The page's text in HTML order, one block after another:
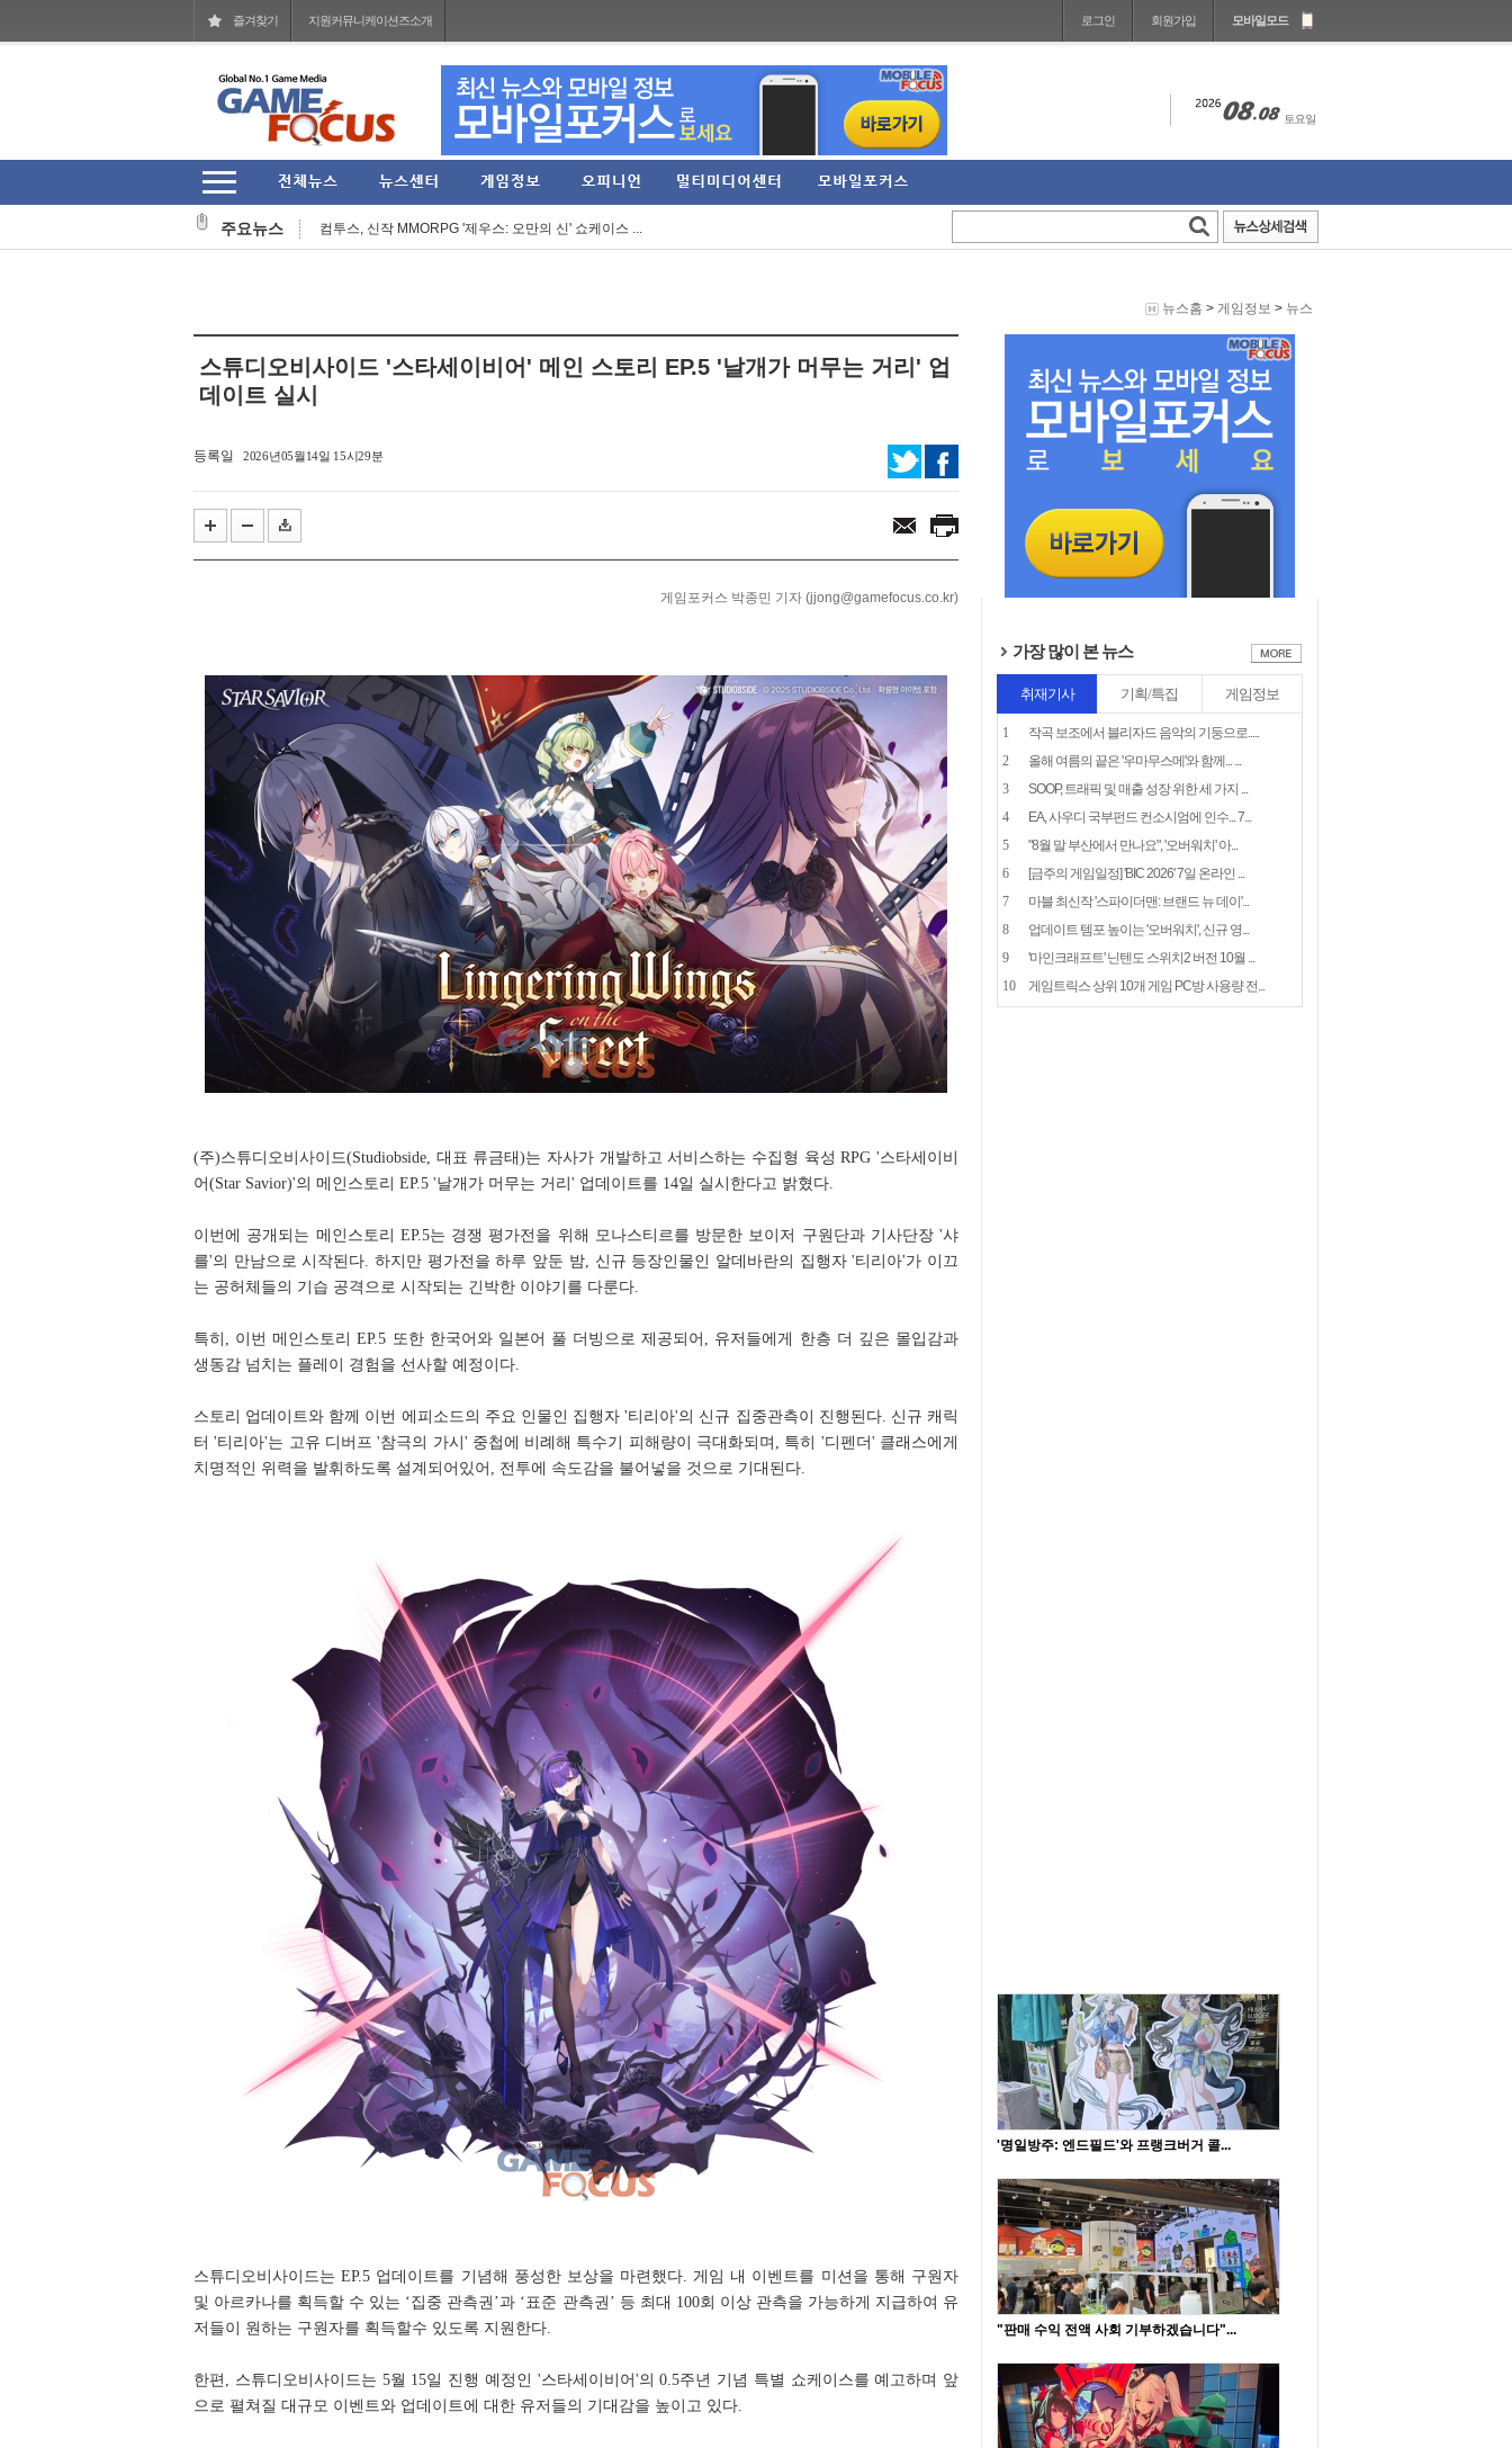
즐겨찾기 지원커뮤니케이션즈소개 로그인 회원가입 모바일모드
주요뉴스
라이엇 게임즈 개발진이 말하는 지난 7년간의 TFT... ...
라이엇 게임즈 'TFT' 한국 서버 역대 최대 규모의 오...
컴투스, 신작 MMORPG '제우스: 오만의 신' 쇼케이스 ...
CLEK, 서스펜스 탈옥 RPG 'Back to the Dawn' 체험판 ...
뉴스홈 > 게임정보 > 뉴스
스튜디오비사이드 '스타세이비어' 메인 스토리 EP.5 '날개가 머무는 거리' 업
데이트 실시
등록일 2026년05월14일 15시29분
게임포커스 박종민 기자 (jjong@gamefocus.co.kr)
(주)스튜디오비사이드(Studiobside, 대표 류금태)는 자사가 개발하고 서비스하는 수집형 육성 RPG '스타세이비
어(Star Savior)'의 메인스토리 EP.5 '날개가 머무는 거리' 업데이트를 14일 실시한다고 밝혔다.
이번에 공개되는 메인스토리 EP.5는 경쟁 평가전을 위해 모나스티르를 방문한 보이저 구원단과 기사단장 '샤
를'의 만남으로 시작된다. 하지만 평가전을 하루 앞둔 밤, 신규 등장인물인 알데바란의 집행자 '티리아'가 이끄
는 공허체들의 기습 공격으로 시작되는 긴박한 이야기를 다룬다.
특히, 이번 메인스토리 EP.5 또한 한국어와 일본어 풀 더빙으로 제공되어, 유저들에게 한층 더 깊은 몰입감과
생동감 넘치는 플레이 경험을 선사할 예정이다.
스토리 업데이트와 함께 이번 에피소드의 주요 인물인 집행자 '티리아'의 신규 집중관측이 진행된다. 신규 캐릭
터 '티리아'는 고유 디버프 '참극의 가시' 중첩에 비례해 특수기 피해량이 극대화되며, 특히 '디펜더' 클래스에게
치명적인 위력을 발휘하도록 설계되어있어, 전투에 속도감을 불어넣을 것으로 기대된다.
스튜디오비사이드는 EP.5 업데이트를 기념해 풍성한 보상을 마련했다. 게임 내 이벤트를 미션을 통해 구원자
및 아르카나를 획득할 수 있는 ‘집중 관측권’과 ‘표준 관측권’ 등 최대 100회 이상 관측을 가능하게 지급하여 유
저들이 원하는 구원자를 획득할수 있도록 지원한다.
한편, 스튜디오비사이드는 5월 15일 진행 예정인 '스타세이비어'의 0.5주년 기념 특별 쇼케이스를 예고하며 앞
으로 펼쳐질 대규모 이벤트와 업데이트에 대한 유저들의 기대감을 높이고 있다.
가장 많이 본 뉴스
취재기사 기획/특집 게임정보
1
작곡 보조에서 블리자드 음악의 기둥으로.....
2
올해 여름의 끝은 '우마무스메'와 함께... ...
3
SOOP, 트래픽 및 매출 성장 위한 세 가지 ...
4
EA, 사우디 국부펀드 컨소시엄에 인수... 7...
5
"8월 말 부산에서 만나요", '오버워치' 아...
6
[금주의 게임일정] 'BIC 2026' 7일 온라인 ...
7
마블 최신작 '스파이더맨: 브랜드 뉴 데이'...
8
업데이트 템포 높이는 '오버워치', 신규 영...
9
'마인크래프트' 닌텐도 스위치2 버전 10월 ...
10
게임트릭스 상위 10개 게임 PC방 사용량 전...
'명일방주: 엔드필드'와 프랭크버거 콜...
"판매 수익 전액 사회 기부하겠습니다"...